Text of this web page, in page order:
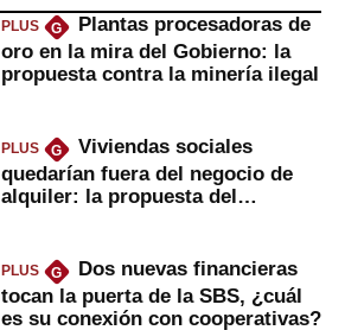
PLUS G
Plantas procesadoras de
oro en la mira del Gobierno: la
propuesta contra la minería ilegal
PLUS G
Viviendas sociales
quedarían fuera del negocio de
alquiler: la propuesta del
PLUS G
Dos nuevas financieras
tocan la puerta de la SBS, ¿cuál
es su conexión con cooperativas?